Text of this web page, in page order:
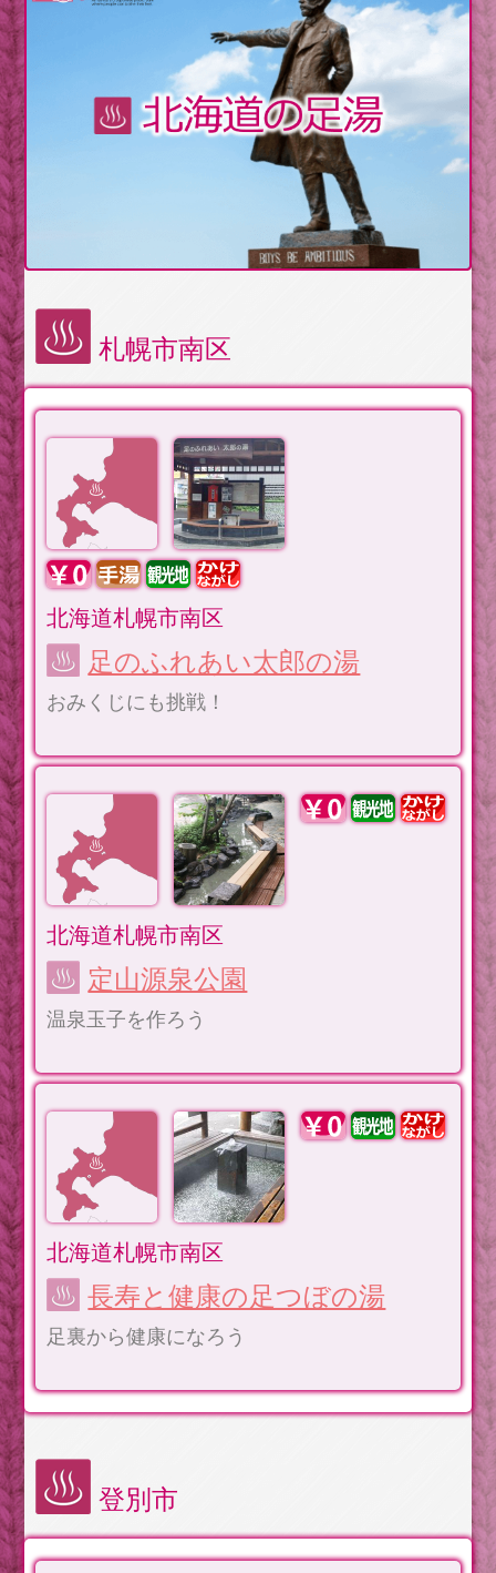
札幌市南区
北海道札幌市南区
足のふれあい太郎の湯
おみくじにも挑戦！
北海道札幌市南区
定山源泉公園
温泉玉子を作ろう
北海道札幌市南区
長寿と健康の足つぼの湯
足裏から健康になろう
登別市